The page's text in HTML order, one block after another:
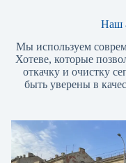
Наш
Мы используем
Хотеве, которые
откачку и очистку
быть уверены в